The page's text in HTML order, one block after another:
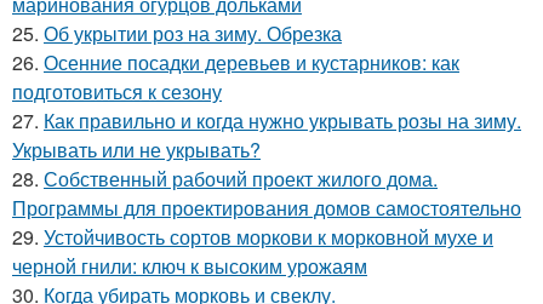
25. Об укрытии роз на зиму. Обрезка
26. Осенние посадки деревьев и кустарников: как
подготовиться к сезону
27. Как правильно и когда нужно укрывать розы на зиму.
Укрывать или не укрывать?
28. Собственный рабочий проект жилого дома.
Программы для проектирования домов самостоятельно
29. Устойчивость сортов моркови к морковной мухе и
черной гнили: ключ к высоким урожаям
30. Когда убирать морковь и свеклу.